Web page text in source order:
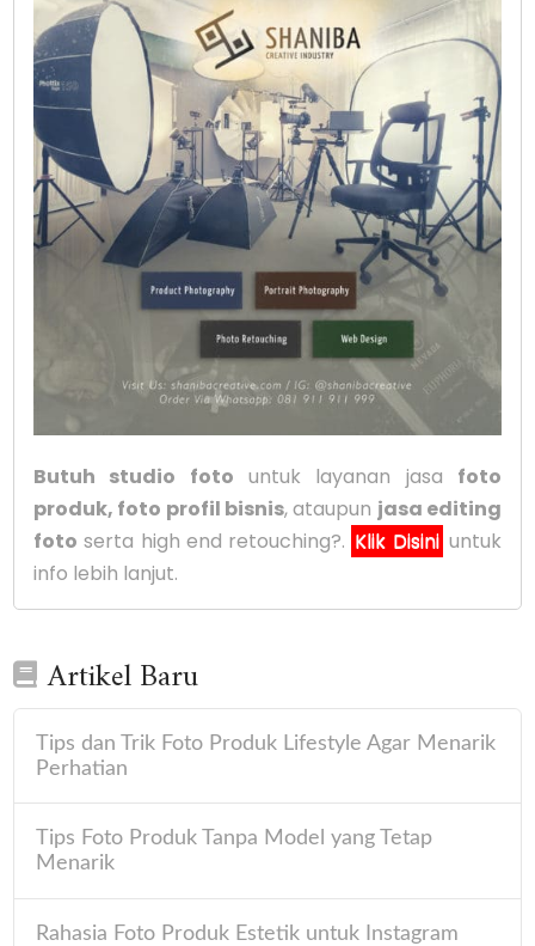
Butuh studio foto untuk layanan jasa foto
produk, foto profil bisnis, ataupun jasa editing
foto serta high end retouching?. Klik Disini untuk
info lebih lanjut.
Artikel Baru
Tips dan Trik Foto Produk Lifestyle Agar Menarik
Perhatian
Tips Foto Produk Tanpa Model yang Tetap
Menarik
Rahasia Foto Produk Estetik untuk Instagram